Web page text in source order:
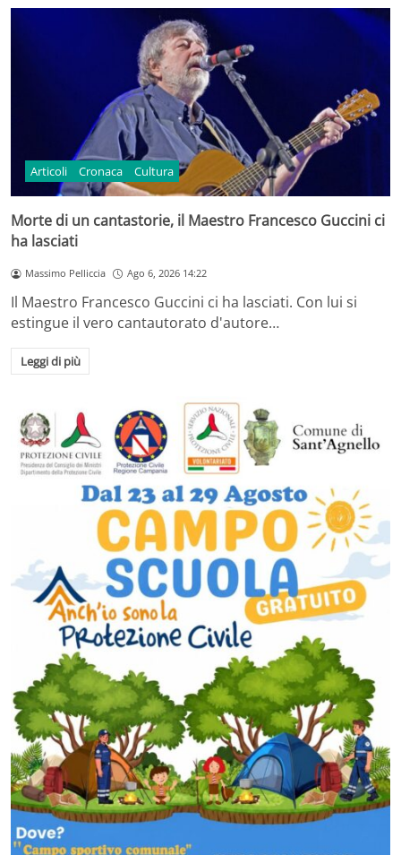
Articoli Cronaca Cultura
Morte di un cantastorie, il Maestro Francesco Guccini ci
ha lasciati
Massimo Pelliccia Ago 6, 2026 14:22
Il Maestro Francesco Guccini ci ha lasciati. Con lui si
estingue il vero cantautorato d'autore…
Leggi di più